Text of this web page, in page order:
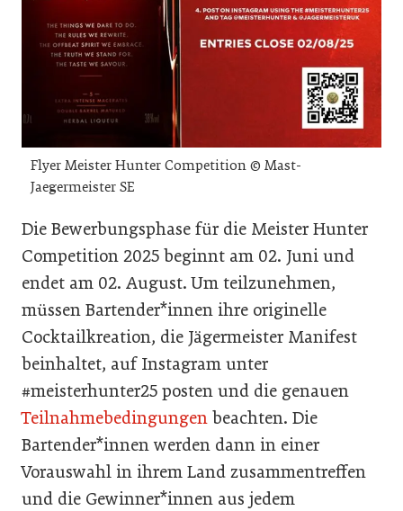
Flyer Meister Hunter Competition © Mast-
Jaegermeister SE
Die Bewerbungsphase für die Meister Hunter
Competition 2025 beginnt am 02. Juni und
endet am 02. August. Um teilzunehmen,
müssen Bartender*innen ihre originelle
Cocktailkreation, die Jägermeister Manifest
beinhaltet, auf Instagram unter
#meisterhunter25 posten und die genauen
Teilnahmebedingungen beachten. Die
Bartender*innen werden dann in einer
Vorauswahl in ihrem Land zusammentreffen
und die Gewinner*innen aus jedem